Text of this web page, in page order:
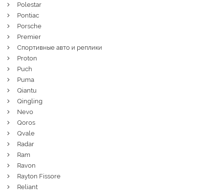
Polestar
Pontiac
Porsche
Premier
Спортивные авто и реплики
Proton
Puch
Puma
Qiantu
Qingling
Nevo
Qoros
Qvale
Radar
Ram
Ravon
Rayton Fissore
Reliant